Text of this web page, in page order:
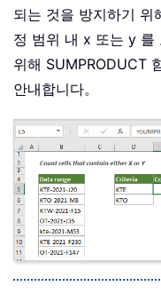
되는 것을 방지하기 위
정 범위 내 x 또는 y 를
위해 SUMPRODUCT
안내합니다。